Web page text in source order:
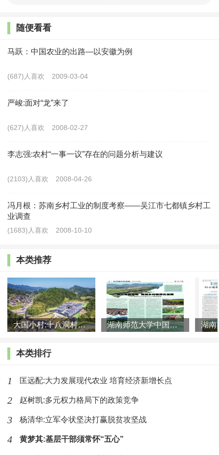
回望走过的路，探究一下邓小平为什么提出“小康社
会”，无疑有重大意义。
要让人民摆脱贫困过上好日子，这是邓小平提出“小
口摆脱饥饿和贫困，达到小康状态。”这是1982年11月
16日邓小平和王震会见日本社会党朋友时讲的一段话。
人民情怀。邓小平曾说：“我是中国人民的儿子。我深情
饥饿、贫困之中而不顾，就一定要竭尽全力改变这种状
态。
“文革”期间，邓小平曾被疏散到江西，亲眼目睹了
看到“老表”们初冬时节大都仅仅穿着一条单裤且都是自
织的土布，住房比较差，生活还是很苦，人均收入每年
就是三十几块到四十几块钱。对此，邓小平讲了一句
老百姓贫困状态时说的一句话。1975年，邓小平主持党
党的十一届三中全会之前，邓小平在东北考察时
三中全会之后，邓小平主导的政策就是一门心思搞经济
随便看看
马跃：中国农业的出路—以安徽为例
(687)人喜欢 2009-03-04
严峻:面对“龙”来了
(627)人喜欢 2008-02-27
李志强:农村“一事一议”存在的问题分析与建议
(2103)人喜欢 2008-04-26
冯月根：苏南乡村工业的制度考察——吴江市七都镇乡村工
业调查
(1683)人喜欢 2008-10-10
本类推荐
大国小村:十八洞村的现代变迁是一道美丽的风景线 湖南师范大学中国乡村振兴研究院课题组:突出地域特色 推进乡村
本类排行
1 匡远配:大力发展现代农业 培育经济新增长点
2 赵树凯:多元权力格局下的政策竞争
3 杨清华:立军令状坚决打赢脱贫攻坚战
4 黄梦其:基层干部须常怀“五心”